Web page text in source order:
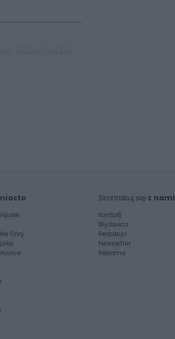
Góry
Skontakuj się z nami
Kontakt
Wydawca
Redakcja
Newsletter
Reklama